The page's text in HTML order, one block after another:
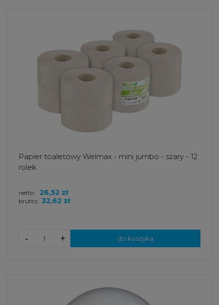
Papier toaletowy Welmax - mini jumbo - szary - 12
rolek
brutto: 32,62 zł
netto: 26,52 zł
+
- do koszyka